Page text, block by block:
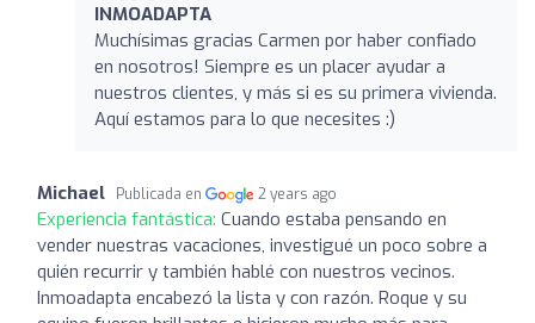
INMOADAPTA
Muchísimas gracias Carmen por haber confiado
en nosotros! Siempre es un placer ayudar a
nuestros clientes, y más si es su primera vivienda.
Aquí estamos para lo que necesites :)
Michael Publicada en 2 years ago
Experiencia fantástica: Cuando estaba pensando en
vender nuestras vacaciones, investigué un poco sobre a
quién recurrir y también hablé con nuestros vecinos.
Inmoadapta encabezó la lista y con razón. Roque y su